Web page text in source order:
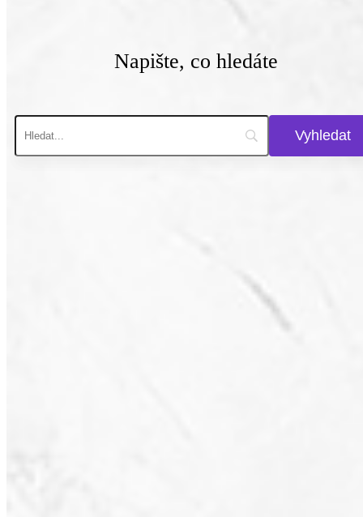
Napište, co hledáte